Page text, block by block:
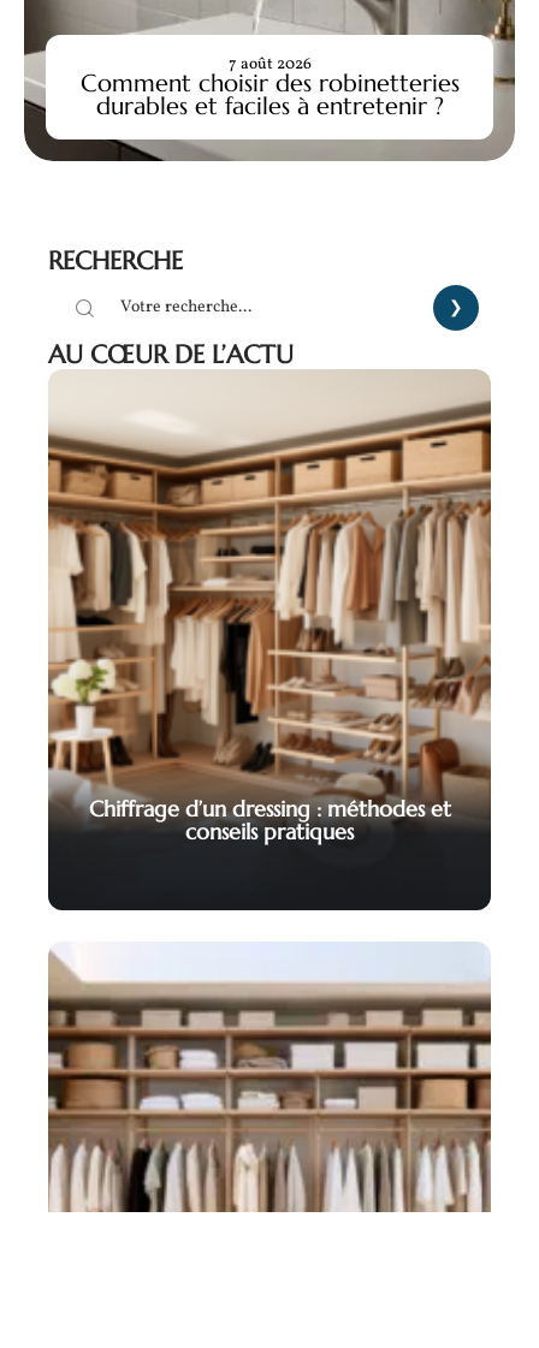
Comment choisir des robinetteries
durables et faciles à entretenir ?
7 août 2026
RECHERCHE
AU CŒUR DE L’ACTU
Chiffrage d’un dressing : méthodes et
conseils pratiques